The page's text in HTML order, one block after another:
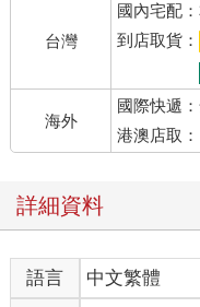
台灣
國內宅配
到店取貨：
海外
國際快遞
港澳店取：
詳細資料
語言 中文繁體